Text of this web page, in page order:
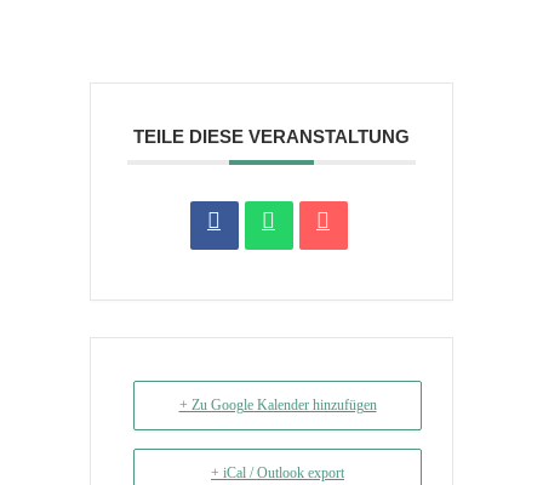
TEILE DIESE VERANSTALTUNG
+ Zu Google Kalender hinzufügen
+ iCal / Outlook export